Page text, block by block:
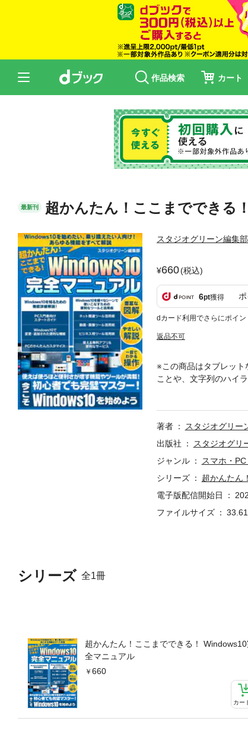
作品検索 カート
最新刊 超かんたん！ここまでできる
スタジオグリーン編集部
660(税込)
6pt獲得
dカード利用でさらにポイ
返品不可
シリーズ 全1冊
超かんたん！ここまでできる！
全マニュアル
660
カー
※この商品はタブレット
ことや、文字列のハイ
C初心者でも安心の、
著者
スタジオグリー
出版社
スタジオグリ
ジャンル
スマホ・
シリーズ
超かんたん
電子版配信開始日
ファイルサイズ